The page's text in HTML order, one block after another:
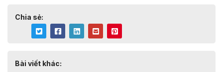
Chia sẻ:
Bài viết khác: